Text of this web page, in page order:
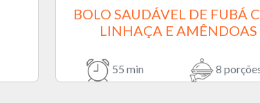
BOLO SAUDÁVEL DE FUBÁ
LINHAÇA E AMÊNDOAS
55 min 8